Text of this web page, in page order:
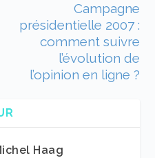
Campagne
présidentielle 2007 :
comment suivre
l’évolution de
l’opinion en ligne ?
Haag